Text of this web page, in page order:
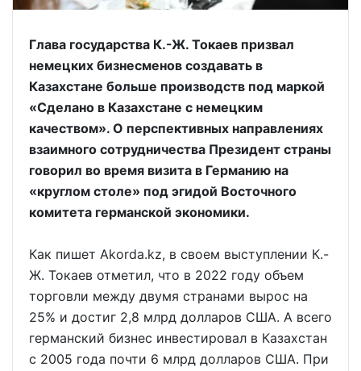
Глава государства К.-Ж. Токаев призвал
немецких бизнесменов создавать в
Казахстане больше производств под маркой
«Сделано в Казахстане с немецким
качеством». О перспективных направлениях
взаимного сотрудничества Президент страны
говорил во время визита в Германию на
«круглом столе» под эгидой Восточного
комитета германской экономики.
Как пишет Akorda.kz, в своем выступлении К.-
Ж. Токаев отметил, что в 2022 году объем
торговли между двумя странами вырос на
25% и достиг 2,8 млрд долларов США. А всего
германский бизнес инвестировал в Казахстан
с 2005 года почти 6 млрд долларов США. При